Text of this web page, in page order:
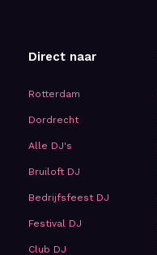
Direct naar
Rotterdam
Dordrecht
Alle DJ's
Bruiloft DJ
Bedrijfsfeest DJ
Festival DJ
Club DJ